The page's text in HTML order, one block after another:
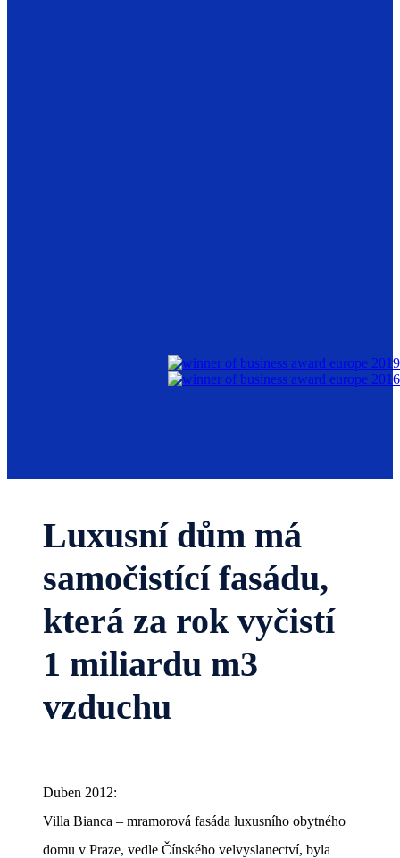
Luxusní dům má
samočistící fasádu,
která za rok vyčistí
1 miliardu m3
vzduchu
Duben 2012:
Villa Bianca – mramorová fasáda luxusního obytného
domu v Praze, vedle Čínského velvyslanectví, byla